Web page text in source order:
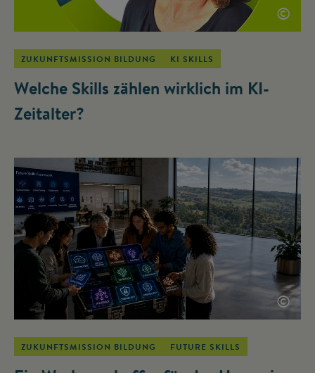
©
ZUKUNFTSMISSION BILDUNG KI SKILLS
Welche Skills zählen wirklich im KI-
Zeitalter?
©
ZUKUNFTSMISSION BILDUNG FUTURE SKILLS